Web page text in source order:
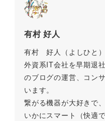
有村 好人
有村 好人（よしひと）
外資系IT会社を早期退
のブログの運営、コン
います。
繋がる機器が大好きで
いかにスマート（快適